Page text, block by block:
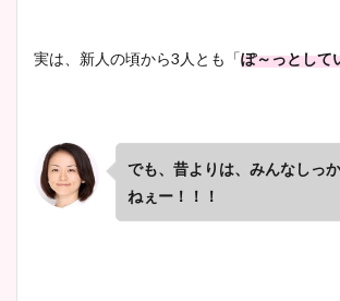
実は、新人の頃から3人とも「ぽ～っとして
でも、昔よりは、みんなしっ
ねぇー！！！